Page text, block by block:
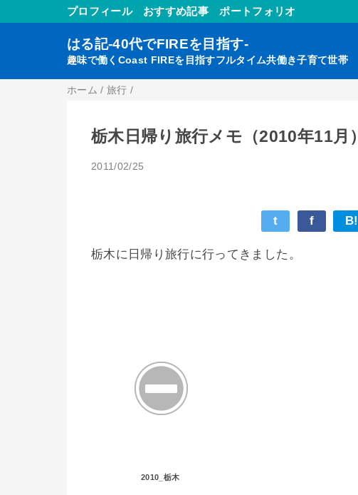
プロフィール おすすめ記事 ポートフォリオ
はる記-40代でFIREを目指す-
趣味で働くCoast FIREを目指すフルタイム共働き子育て世帯
ホーム /旅行 /
栃木日帰り旅行メモ（2010年11月）
2011/02/25
t f B!
栃木に日帰り旅行に行ってきました。
2010_栃木